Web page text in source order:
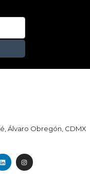
Álvaro Obregón, CDMX
L
i
n
I
n
s